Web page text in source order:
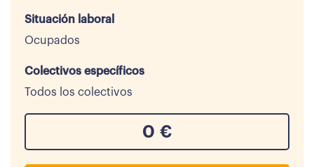
Situación laboral
Ocupados
Colectivos específicos
Todos los colectivos
0 €